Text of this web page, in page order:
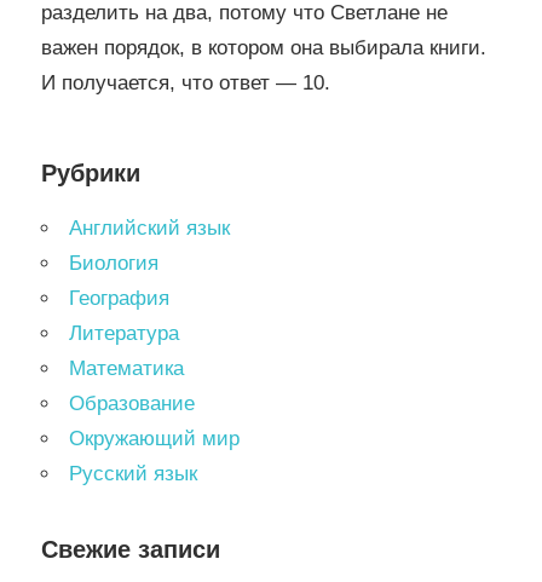
разделить на два, потому что Светлане не
важен порядок, в котором она выбирала книги.
И получается, что ответ — 10.
Рубрики
Английский язык
Биология
География
Литература
Математика
Образование
Окружающий мир
Русский язык
Свежие записи